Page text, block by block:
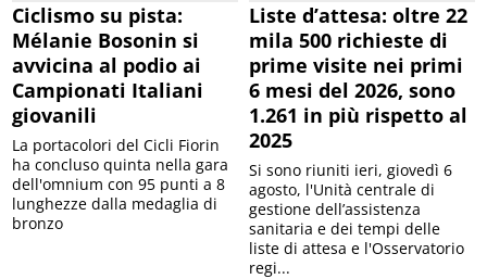
Ciclismo su pista:
Mélanie Bosonin si
avvicina al podio ai
Campionati Italiani
giovanili
La portacolori del Cicli Fiorin
ha concluso quinta nella gara
dell'omnium con 95 punti a 8
lunghezze dalla medaglia di
bronzo
Liste d’attesa: oltre 22
mila 500 richieste di
prime visite nei primi
6 mesi del 2026, sono
1.261 in più rispetto al
2025
Si sono riuniti ieri, giovedì 6
agosto, l'Unità centrale di
gestione dell’assistenza
sanitaria e dei tempi delle
liste di attesa e l'Osservatorio
regi...